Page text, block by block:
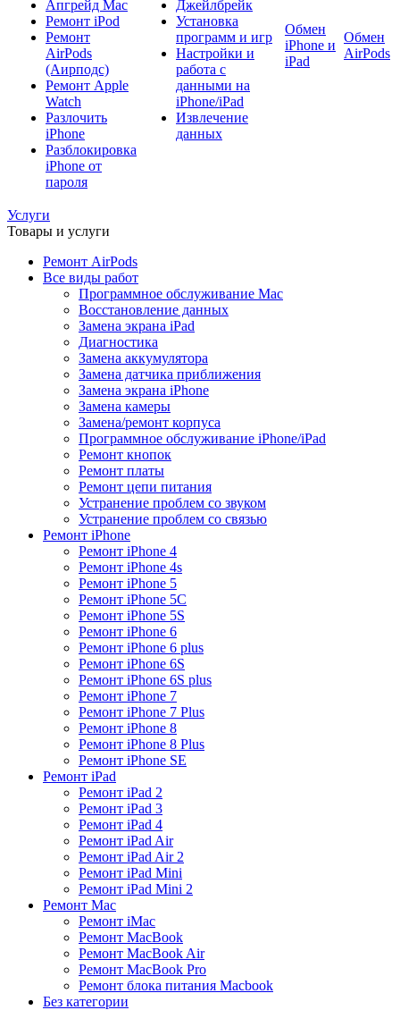
Апгрейд Mac
Ремонт iPod
Ремонт
AirPods
(Аирподс)
Ремонт Apple
Watch
Разлочить
iPhone
Разблокировка
iPhone от
пароля
Джейлбрейк
Установка
программ и игр
Настройки и
работа с
данными на
iPhone/iPad
Извлечение
данных
Обмен
iPhone и
iPad
Обмен
AirPods
Услуги
Товары и услуги
Ремонт AirPods
Все виды работ
Программное обслуживание Mac
Восстановление данных
Замена экрана iPad
Диагностика
Замена аккумулятора
Замена датчика приближения
Замена экрана iPhone
Замена камеры
Замена/ремонт корпуса
Программное обслуживание iPhone/iPad
Ремонт кнопок
Ремонт платы
Ремонт цепи питания
Устранение проблем со звуком
Устранение проблем со связью
Ремонт iPhone
Ремонт iPhone 4
Ремонт iPhone 4s
Ремонт iPhone 5
Ремонт iPhone 5C
Ремонт iPhone 5S
Ремонт iPhone 6
Ремонт iPhone 6 plus
Ремонт iPhone 6S
Ремонт iPhone 6S plus
Ремонт iPhone 7
Ремонт iPhone 7 Plus
Ремонт iPhone 8
Ремонт iPhone 8 Plus
Ремонт iPhone SE
Ремонт iPad
Ремонт iPad 2
Ремонт iPad 3
Ремонт iPad 4
Ремонт iPad Air
Ремонт iPad Air 2
Ремонт iPad Mini
Ремонт iPad Mini 2
Ремонт Mac
Ремонт iMac
Ремонт MacBook
Ремонт MacBook Air
Ремонт MacBook Pro
Ремонт блока питания Macbook
Без категории